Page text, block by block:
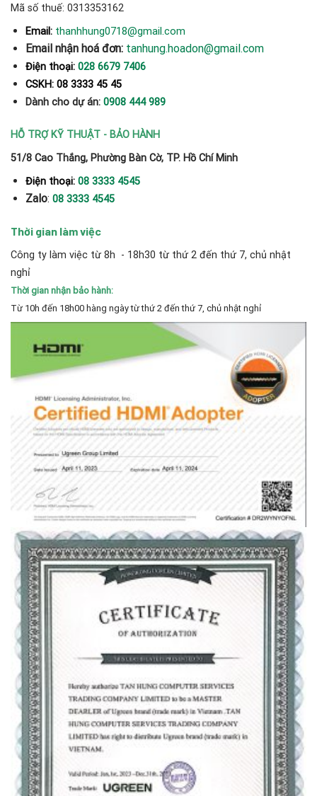
Mã số thuế: 0313353162
Email: thanhhung0718@gmail.com
Email nhận hoá đơn: tanhung.hoadon@gmail.com
Điện thoại: 028 6679 7406
CSKH: 08 3333 45 45
Dành cho dự án: 0908 444 989
HỖ TRỢ KỸ THUẬT - BẢO HÀNH
51/8 Cao Thắng, Phường Bàn Cờ, TP. Hồ Chí Minh
Điện thoại: 08 3333 4545
Zalo: 08 3333 4545
Thời gian làm việc
Công ty làm việc từ 8h - 18h30 từ thứ 2 đến thứ 7, chủ nhật
nghỉ
Thời gian nhận bảo hành:
Từ 10h đến 18h00 hàng ngày từ thứ 2 đến thứ 7, chủ nhật nghỉ